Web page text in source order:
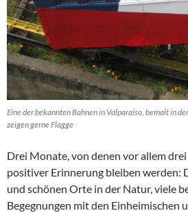
Eine der bekannten Bahnen in Valparaíso, bemalt in
zeigen gerne Flagge
Drei Monate, von denen vor allem
positiver Erinnerung bleiben werden:
und schönen Orte in der Natur, viele
Begegnungen mit den Einheimischen